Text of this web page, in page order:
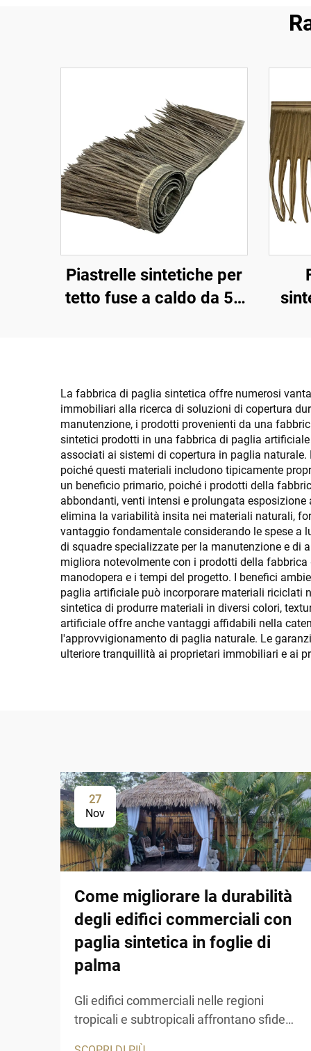
Piastrelle sintetiche per
tetto fuse a caldo da 50
La fabbrica di paglia sintetica offre numerosi
immobiliari alla ricerca di soluzioni di copertura
manutenzione, i prodotti provenienti da una
sintetici prodotti in una fabbrica di paglia
associati ai sistemi di copertura in paglia
poiché questi materiali includono tipicamente
un beneficio primario, poiché i prodotti della
abbondanti, venti intensi e prolungata
elimina la variabilità insita nei materiali naturali,
vantaggio fondamentale considerando le spese a
di squadre specializzate per la manutenzione e
migliora notevolmente con i prodotti della
manodopera e i tempi del progetto. I benefici
paglia artificiale può incorporare materiali riciclati
sintetica di produrre materiali in diversi colori,
artificiale offre anche vantaggi affidabili nella
l'approvvigionamento di paglia naturale. Le
ulteriore tranquillità ai proprietari immobiliari e ai
27
Nov
Come migliorare la durabilità
degli edifici commerciali con
paglia sintetica in foglie di
palma
Gli edifici commerciali nelle regioni
tropicali e subtropicali affrontano sfide